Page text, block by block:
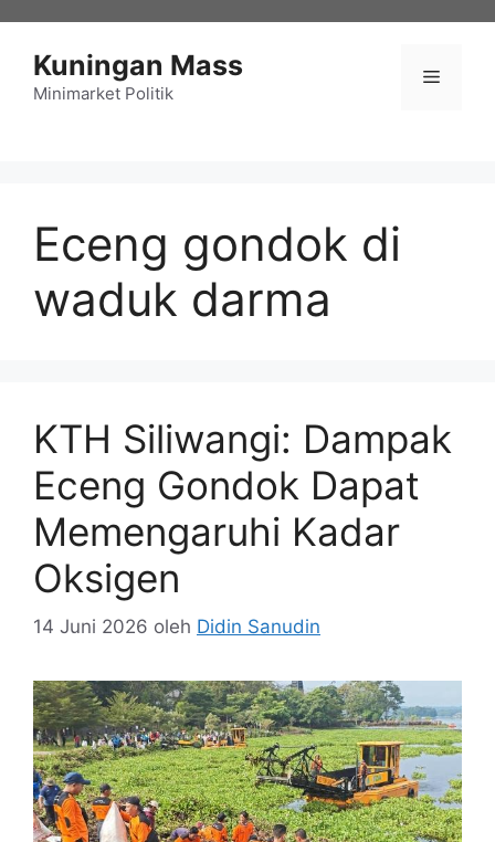
Kuningan Mass
Minimarket Politik
Menu
Eceng gondok di
waduk darma
KTH Siliwangi: Dampak
Eceng Gondok Dapat
Memengaruhi Kadar
Oksigen
14 Juni 2026 oleh Didin Sanudin